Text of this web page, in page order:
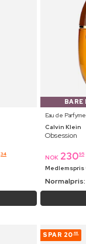
34
BARE
Eau de Parfyme
Calvin Klein
Obsession
NOK 23095
Medlemspris
Normalpris:
SPAR 20 46